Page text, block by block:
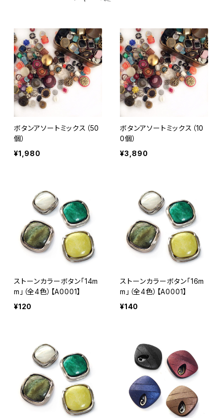
ボタンアソートミックス（50
個）
¥1,980
ボタンアソートミックス（10
0個）
¥3,890
ストーンカラーボタン「14m
m」（全4色）【A0001】
¥120
ストーンカラーボタン「16m
m」（全4色）【A0001】
¥140